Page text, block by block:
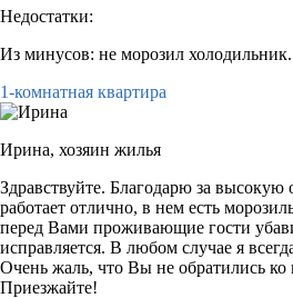
Недостатки:
Из минусов: не морозил холодильник.
1-комнатная квартира
Ирина, хозяин жилья
Здравствуйте. Благодарю за
работает отлично, в нем есть
перед Вами проживающие гости
исправляется. В любом случае я
Очень жаль, что Вы не обратились
Приезжайте!